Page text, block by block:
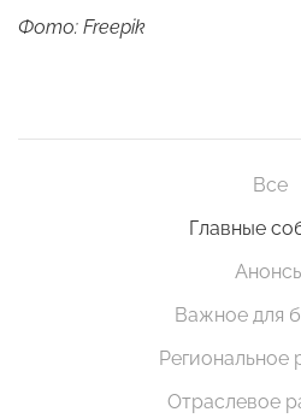
Фото: Freepik
Все
Главные
Важное для
Региональное
Отраслевое